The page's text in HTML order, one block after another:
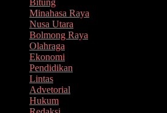
Bitung
Minahasa Raya
Nusa Utara
Bolmong Raya
Olahraga
Ekonomi
Pendidikan
Lintas
Advetorial
Hukum